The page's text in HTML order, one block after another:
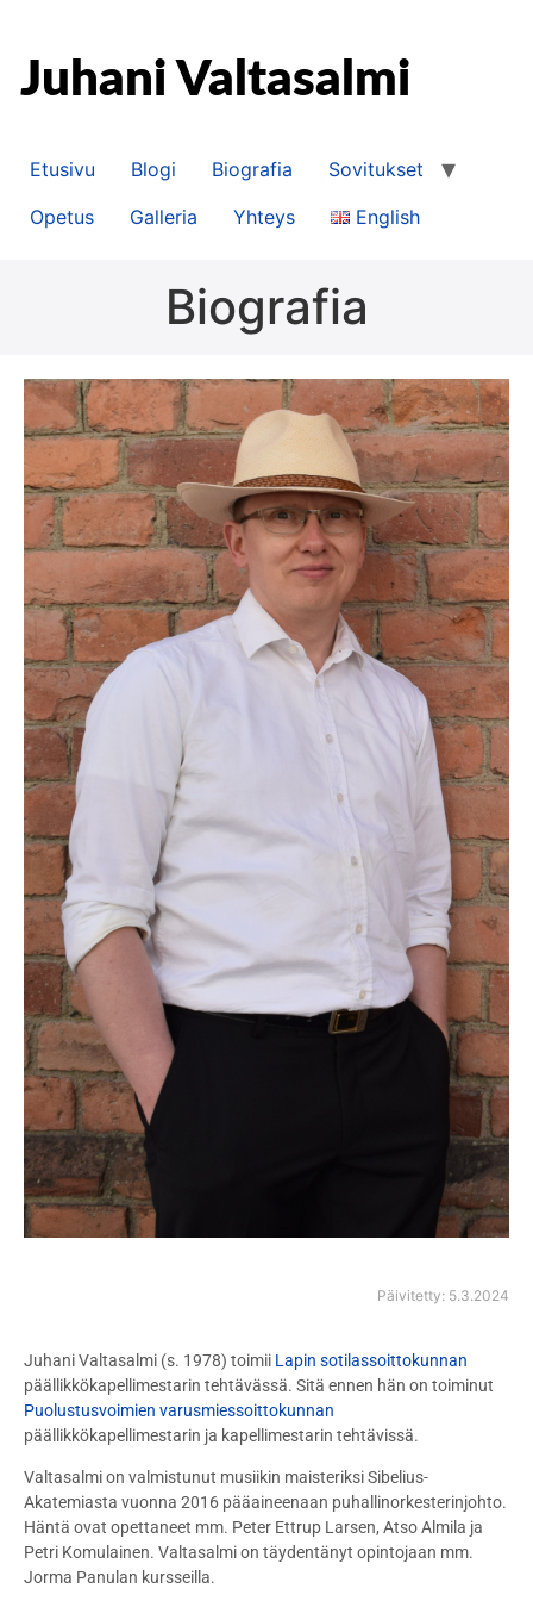
Etusivu Blogi Biografia
Sovitukset
Opetus
Galleria Yhteys English
Biografia
Päivitetty: 5.3.2024
Juhani Valtasalmi (s. 1978) toimii Lapin sotilassoittokunnan
päällikkökapellimestarin tehtävässä. Sitä ennen hän on toiminut
Puolustusvoimien varusmiessoittokunnan
päällikkökapellimestarin ja kapellimestarin tehtävissä.
Valtasalmi on valmistunut musiikin maisteriksi Sibelius-
Akatemiasta vuonna 2016 pääaineenaan puhallinorkesterinjohto.
Häntä ovat opettaneet mm. Peter Ettrup Larsen, Atso Almila ja
Petri Komulainen. Valtasalmi on täydentänyt opintojaan mm.
Jorma Panulan kursseilla.